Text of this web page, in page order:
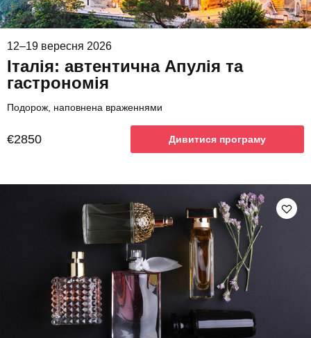
12–19 вересня 2026
Італія: автентична Апулія та
гастрономія
Подорож, наповнена враженнями
€2850 Дивитися програму